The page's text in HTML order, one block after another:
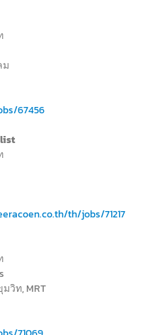
ม
67456
th/jobs/71217
วิท, MRT